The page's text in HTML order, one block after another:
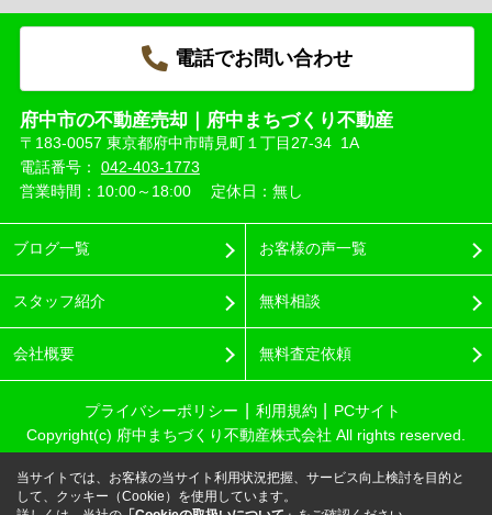
電話でお問い合わせ
府中市の不動産売却｜府中まちづくり不動産
〒183-0057 東京都府中市晴見町１丁目27-34 1A
電話番号： 042-403-1773
営業時間：10:00～18:00
定休日：無し
ブログ一覧
スタッフ紹介
会社概要
お客様の声一覧
無料相談
無料査定依頼
プライバシーポリシー 利用規約
PCサイト
Copyright(c) 府中まちづくり不動産株式会社 All rights reserved.
当サイトでは、お客様の当サイト利用状況把握、サービス向上検討を目的と
して、クッキー（Cookie）を使用しています。